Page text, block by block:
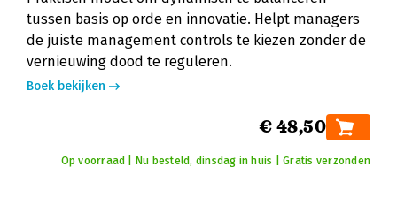
tussen basis op orde en innovatie. Helpt managers
de juiste management controls te kiezen zonder de
vernieuwing dood te reguleren.
Boek bekijken
€ 48,50
Op voorraad | Nu besteld, dinsdag in huis | Gratis verzonden